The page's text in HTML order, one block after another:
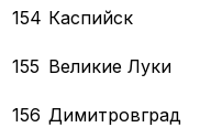
154 Каспийск
155 Великие Луки
156 Димитровград